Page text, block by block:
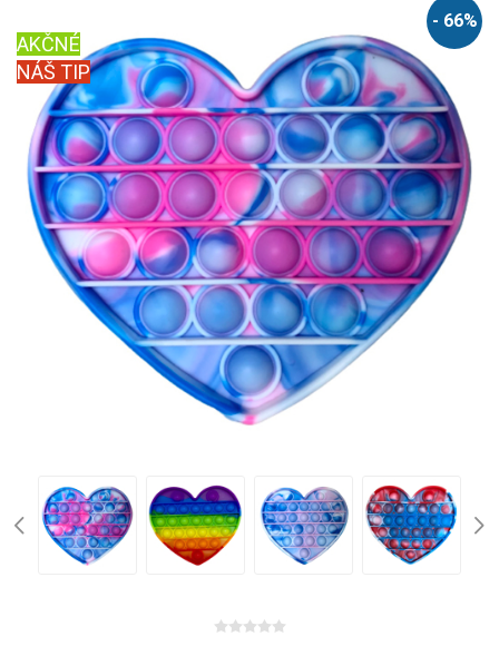
- 66%
NÁŠ TIP
AKČNÉ